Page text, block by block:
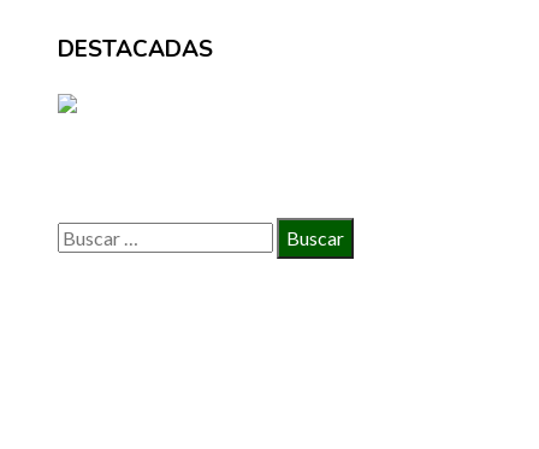
DESTACADAS
Buscar: